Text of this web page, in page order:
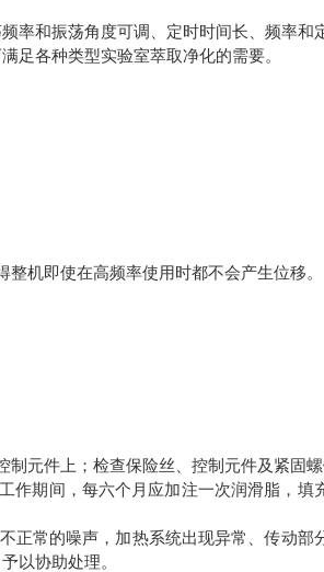
率和振荡角度可调、定时时间长、频率和
足各种类型实验室萃取净化的需要。
机即使在高频率使用时都不会产生位移。
元件上；检查保险丝、控制元件及紧固
期间，每六个月应加注一次润滑脂，填
常的噪声，加热系统出现异常、传动部
以协助处理。